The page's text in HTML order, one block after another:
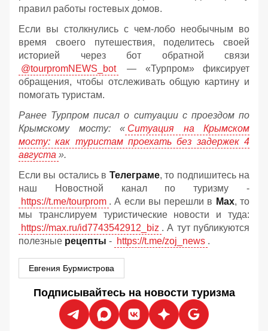
правил работы гостевых домов.
Если вы столкнулись с чем-лобо необычным во
время своего путешествия, поделитесь своей
историей через бот обратной связи
@tourpromNEWS_bot
— «Турпром» фиксирует
обращения, чтобы отслеживать общую картину и
помогать туристам.
Ранее Турпром писал о ситуации с проездом по
Крымскому мосту: « Ситуация на Крымском
мосту: как туристам проехать без задержек 4
августа ».
Если вы остались в Телеграме, то подпишитесь на
наш Новостной канал по туризму -
https://t.me/tourprom . А если вы перешли в Мах, то
мы транслируем туристические новости и туда:
https://max.ru/id7743542912_biz . А тут публикуются
полезные рецепты - https://t.me/zoj_news .
Евгения Бурмистрова
Подписывайтесь на новости туризма